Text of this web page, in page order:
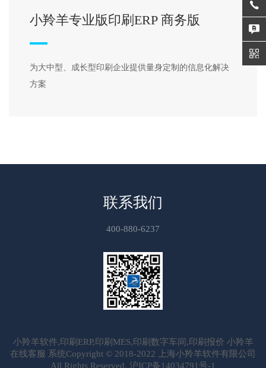
小羚羊专业版印刷ERP 书刊版
为大中型、成长型印刷企业提供量身定制的信息化解决
方案
联系我们
400-880-6237
小羚羊软件,印刷ERP,印刷MES,印刷数字车间,印刷报价 小羚羊
在线客服 系统Copyright © 2018-2022 上海小羚羊软件有限公司
All Rights Reserved. 沪ICP备14034791号-1